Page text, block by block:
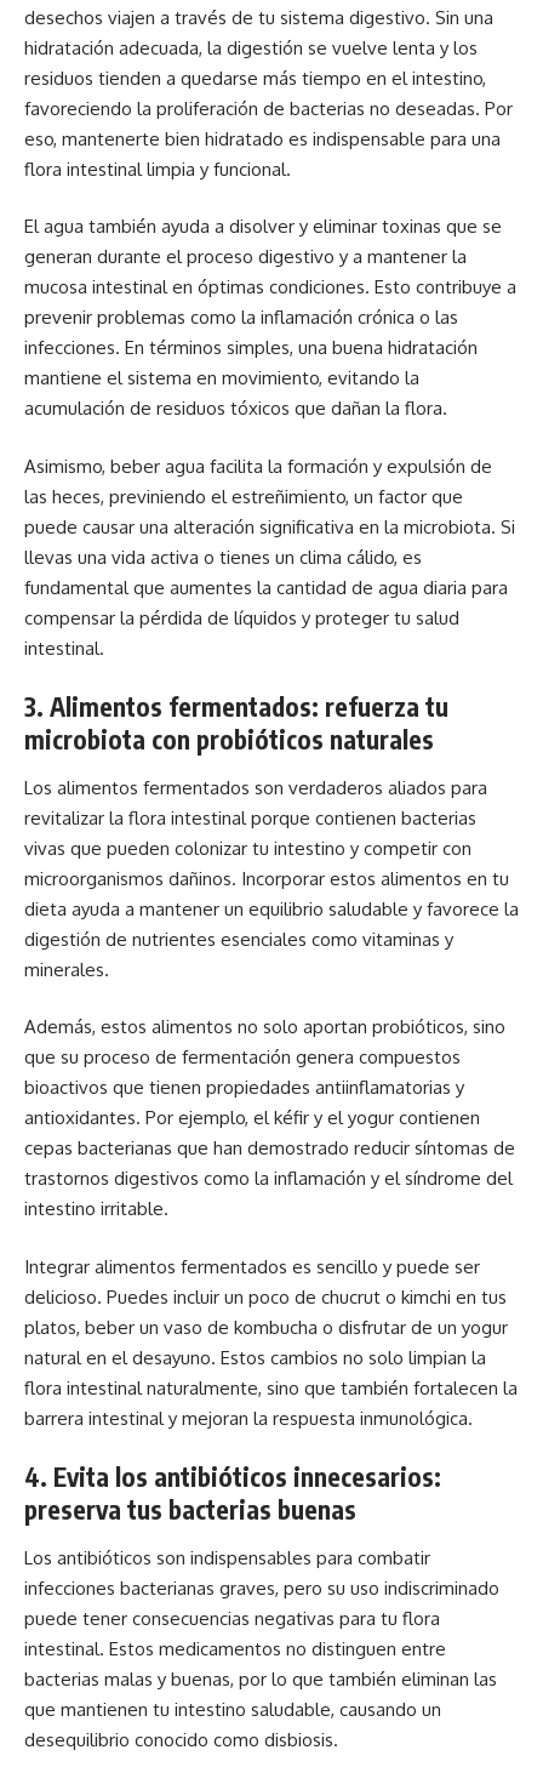
desechos viajen a través de tu sistema digestivo. Sin una
hidratación adecuada, la digestión se vuelve lenta y los
residuos tienden a quedarse más tiempo en el intestino,
favoreciendo la proliferación de bacterias no deseadas. Por
eso, mantenerte bien hidratado es indispensable para una
flora intestinal limpia y funcional.
El agua también ayuda a disolver y eliminar toxinas que se
generan durante el proceso digestivo y a mantener la
mucosa intestinal en óptimas condiciones. Esto contribuye a
prevenir problemas como la inflamación crónica o las
infecciones. En términos simples, una buena hidratación
mantiene el sistema en movimiento, evitando la
acumulación de residuos tóxicos que dañan la flora.
Asimismo, beber agua facilita la formación y expulsión de
las heces, previniendo el estreñimiento, un factor que
puede causar una alteración significativa en la microbiota. Si
llevas una vida activa o tienes un clima cálido, es
fundamental que aumentes la cantidad de agua diaria para
compensar la pérdida de líquidos y proteger tu salud
intestinal.
3. Alimentos fermentados: refuerza tu
microbiota con probióticos naturales
Los alimentos fermentados son verdaderos aliados para
revitalizar la flora intestinal porque contienen bacterias
vivas que pueden colonizar tu intestino y competir con
microorganismos dañinos. Incorporar estos alimentos en tu
dieta ayuda a mantener un equilibrio saludable y favorece la
digestión de nutrientes esenciales como vitaminas y
minerales.
Además, estos alimentos no solo aportan probióticos, sino
que su proceso de fermentación genera compuestos
bioactivos que tienen propiedades antiinflamatorias y
antioxidantes. Por ejemplo, el kéfir y el yogur contienen
cepas bacterianas que han demostrado reducir síntomas de
trastornos digestivos como la inflamación y el síndrome del
intestino irritable.
Integrar alimentos fermentados es sencillo y puede ser
delicioso. Puedes incluir un poco de chucrut o kimchi en tus
platos, beber un vaso de kombucha o disfrutar de un yogur
natural en el desayuno. Estos cambios no solo limpian la
flora intestinal naturalmente, sino que también fortalecen la
barrera intestinal y mejoran la respuesta inmunológica.
4. Evita los antibióticos innecesarios:
preserva tus bacterias buenas
Los antibióticos son indispensables para combatir
infecciones bacterianas graves, pero su uso indiscriminado
puede tener consecuencias negativas para tu flora
intestinal. Estos medicamentos no distinguen entre
bacterias malas y buenas, por lo que también eliminan las
que mantienen tu intestino saludable, causando un
desequilibrio conocido como disbiosis.